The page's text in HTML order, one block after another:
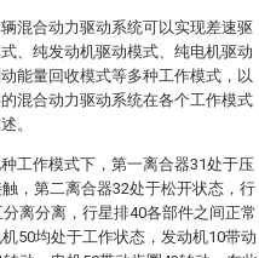
混合动力驱动系统可以实现差速驱
、纯发动机驱动模式、纯电机驱动
能量回收模式等多种工作模式，以
混合动力驱动系统在各个工作模式
。
工作模式下，第一离合器31处于压
，第二离合器32处于松开状态，行
离分离，行星排40各部件之间正常
50均处于工作状态，发动机10带动